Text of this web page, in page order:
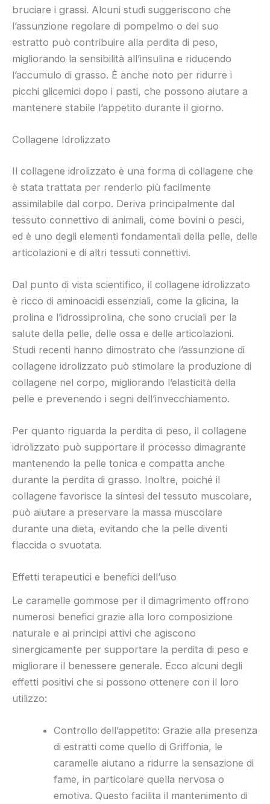
bruciare i grassi. Alcuni studi suggeriscono che
l’assunzione regolare di pompelmo o del suo
estratto può contribuire alla perdita di peso,
migliorando la sensibilità all’insulina e riducendo
l’accumulo di grasso. È anche noto per ridurre i
picchi glicemici dopo i pasti, che possono aiutare a
mantenere stabile l’appetito durante il giorno.
Collagene Idrolizzato
Il collagene idrolizzato è una forma di collagene che
è stata trattata per renderlo più facilmente
assimilabile dal corpo. Deriva principalmente dal
tessuto connettivo di animali, come bovini o pesci,
ed è uno degli elementi fondamentali della pelle, delle
articolazioni e di altri tessuti connettivi.
Dal punto di vista scientifico, il collagene idrolizzato
è ricco di aminoacidi essenziali, come la glicina, la
prolina e l’idrossiprolina, che sono cruciali per la
salute della pelle, delle ossa e delle articolazioni.
Studi recenti hanno dimostrato che l’assunzione di
collagene idrolizzato può stimolare la produzione di
collagene nel corpo, migliorando l’elasticità della
pelle e prevenendo i segni dell’invecchiamento.
Per quanto riguarda la perdita di peso, il collagene
idrolizzato può supportare il processo dimagrante
mantenendo la pelle tonica e compatta anche
durante la perdita di grasso. Inoltre, poiché il
collagene favorisce la sintesi del tessuto muscolare,
può aiutare a preservare la massa muscolare
durante una dieta, evitando che la pelle diventi
flaccida o svuotata.
Effetti terapeutici e benefici dell’uso
Le caramelle gommose per il dimagrimento offrono
numerosi benefici grazie alla loro composizione
naturale e ai principi attivi che agiscono
sinergicamente per supportare la perdita di peso e
migliorare il benessere generale. Ecco alcuni degli
effetti positivi che si possono ottenere con il loro
utilizzo:
Controllo dell’appetito: Grazie alla presenza
di estratti come quello di Griffonia, le
caramelle aiutano a ridurre la sensazione di
fame, in particolare quella nervosa o
emotiva. Questo facilita il mantenimento di